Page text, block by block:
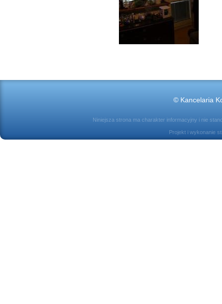
© Kancelaria
Niniejsza strona ma charakter informacyjny i nie
Projekt i wykonanie